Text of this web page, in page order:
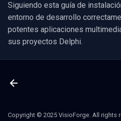
Siguiendo esta guía de
entorno de desarrollo
potentes aplicaciones
sus proyectos Delphi.
Copyright © 2025 VisioForge. All rights